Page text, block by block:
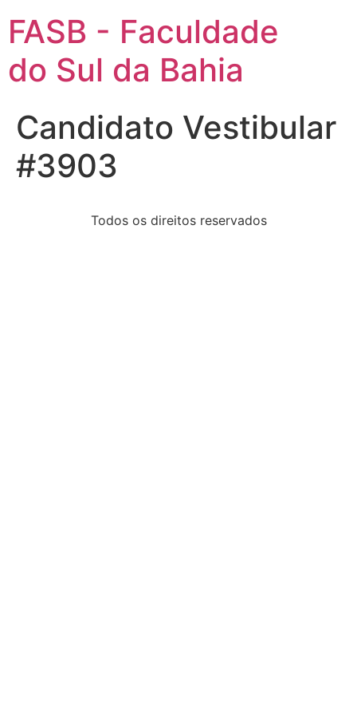
FASB - Faculdade
do Sul da Bahia
Candidato Vestibular
#3903
Todos os direitos reservados